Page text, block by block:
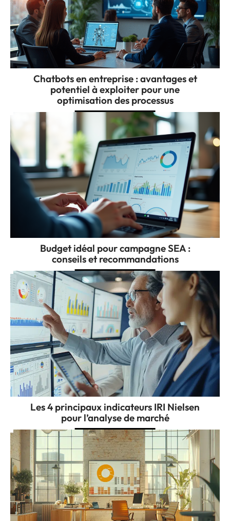
Chatbots en entreprise : avantages et
potentiel à exploiter pour une
optimisation des processus
Budget idéal pour campagne SEA :
conseils et recommandations
Les 4 principaux indicateurs IRI Nielsen
pour l’analyse de marché